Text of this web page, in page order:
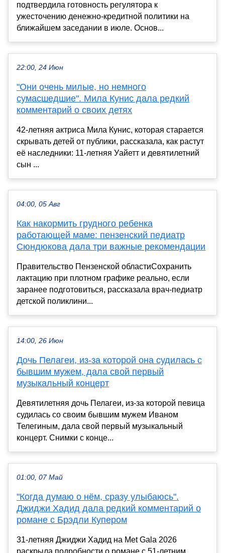
подтвердила готовность регулятора к
ужесточению денежно-кредитной политики на
ближайшем заседании в июле. Основ...
22:00, 24 Июн
"Они очень милые, но немного
сумасшедшие". Мила Кунис дала редкий
комментарий о своих детях
42-летняя актриса Мила Кунис, которая старается
скрывать детей от публики, рассказала, как растут
её наследники: 11-летняя Уайетт и девятилетний
сын ...
04:00, 05 Авг
Как накормить грудного ребенка
работающей маме: пензенский педиатр
Сюндюкова дала три важные рекомендации
Правительство Пензенской областиСохранить
лактацию при плотном графике реально, если
заранее подготовиться, рассказала врач-педиатр
детской поликлини...
14:00, 26 Июн
Дочь Пелагеи, из-за которой она судилась с
бывшим мужем, дала свой первый
музыкальный концерт
Девятилетняя дочь Пелагеи, из-за которой певица
судилась со своим бывшим мужем Иваном
Телегиным, дала свой первый музыкальный
концерт. Снимки с конце...
01:00, 07 Май
"Когда думаю о нём, сразу улыбаюсь".
Джиджи Хадид дала редкий комментарий о
романе с Брэдли Купером
31-летняя Джиджи Хадид на Met Gala 2026